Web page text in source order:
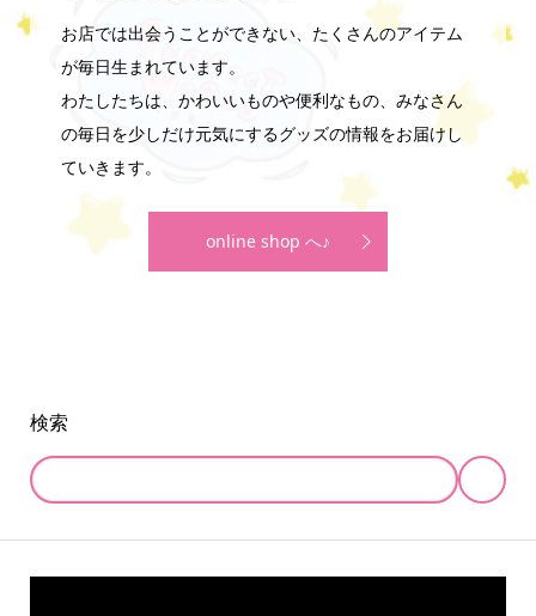
お店では出会うことができない、たくさんのアイテム
が毎日生まれています。
わたしたちは、かわいいものや便利なもの、みなさん
の毎日を少しだけ元気にするグッズの情報をお届けし
ていきます。
online shop へ♪
検索